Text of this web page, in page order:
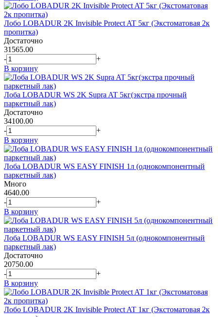
Лобо LOBADUR 2K Invisible Protect AT 5кг (Экстоматовая 2к
пропитка)
Достаточно
31565.00
-
+
В корзину
Лоба LOBADUR WS 2K Supra AT 5кг(экстра прочный
паркетный лак)
Достаточно
34100.00
-
+
В корзину
Лоба LOBADUR WS EASY FINISH 1л (однокомпонентный
паркетный лак)
Много
4640.00
-
+
В корзину
Лоба LOBADUR WS EASY FINISH 5л (однокомпонентный
паркетный лак)
Достаточно
20750.00
-
+
В корзину
Лобо LOBADUR 2K Invisible Protect AT 1кг (Экстоматовая 2к